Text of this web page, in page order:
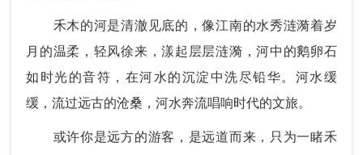
禾木的河是清澈见底的，像江南的水秀涟漪着岁
月的温柔，轻风徐来，漾起层层涟漪，河中的鹅卵石
如时光的音符，在河水的沉淀中洗尽铅华。河水缓
缓，流过远古的沧桑，河水奔流唱响时代的文旅。
或许你是远方的游客，是远道而来，只为一睹禾